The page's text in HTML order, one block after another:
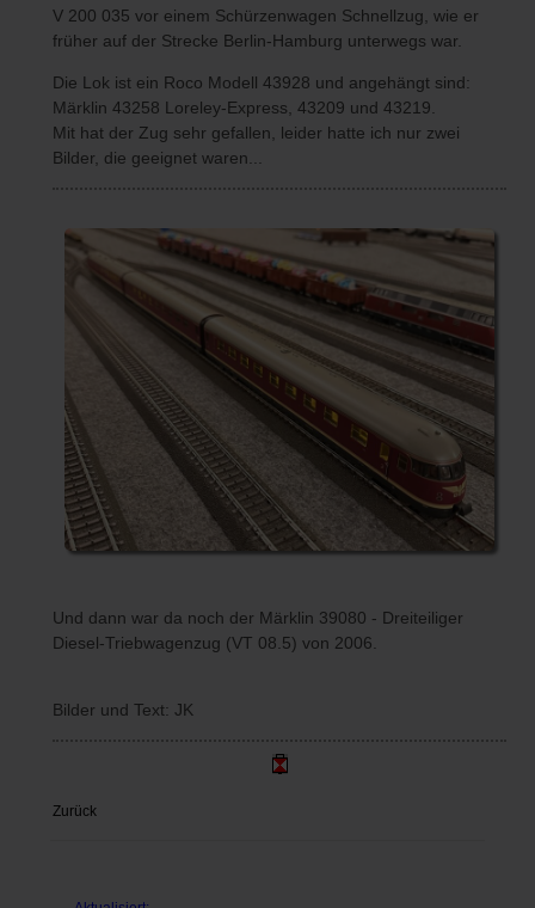
V 200 035 vor einem Schürzenwagen Schnellzug, wie er
früher auf der Strecke Berlin-Hamburg unterwegs war.
Die Lok ist ein Roco Modell 43928 und angehängt sind:
Märklin 43258 Loreley-Express, 43209 und 43219.
Mit hat der Zug sehr gefallen, leider hatte ich nur zwei
Bilder, die geeignet waren...
Und dann war da noch der Märklin 39080 - Dreiteiliger
Diesel-Triebwagenzug (VT 08.5) von 2006.
Bilder und Text: JK
Zurück